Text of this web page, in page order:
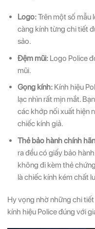
Logo:Trên một số mẫu
càng kính từng chi tiết
sảo.
Đệm mũi:Logo Police
mũi.
Gọng kính:Kính hiệu
lạc nhìn rất mịn mắt.
các khớp nối xuất hiện
chiếc kính giả.
Thẻ bảo hành chính
ra đều có giấy bảo
không đi kèm thẻ
là chiếc kính kém chất
Hy vọng nhờ những chi
kính hiệu Police đúng với